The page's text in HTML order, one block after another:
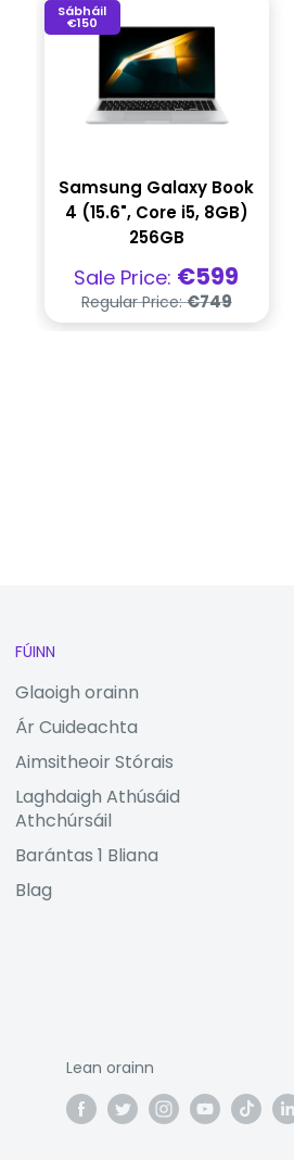
Sábháil
€150
Samsung Galaxy Book
4 (15.6", Core i5, 8GB)
256GB
Praghas
díola
Sale Price: €599
Praghas
rialta
Regular Price:€749
FÚINN
Glaoigh orainn
Ár Cuideachta
Aimsitheoir Stórais
Laghdaigh Athúsáid
Athchúrsáil
Barántas 1 Bliana
Blag
Lean orainn